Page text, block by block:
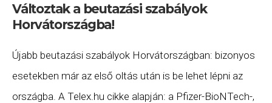
Változtak a beutazási szabályok
Horvátországba!
Újabb beutazási szabályok Horvátországban: bizonyos
esetekben már az első oltás után is be lehet lépni az
országba. A Telex.hu cikke alapján: a Pfizer-BioNTech-,